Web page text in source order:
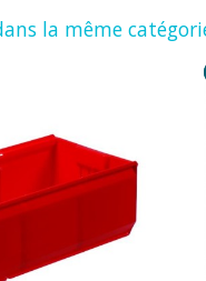
la même